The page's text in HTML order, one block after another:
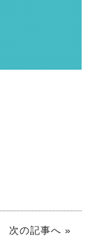
次の記事へ »